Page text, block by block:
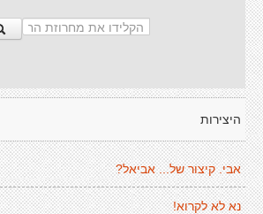
היצירות
אבי. קיצור של... אביאל?
נא לא לקרוא!